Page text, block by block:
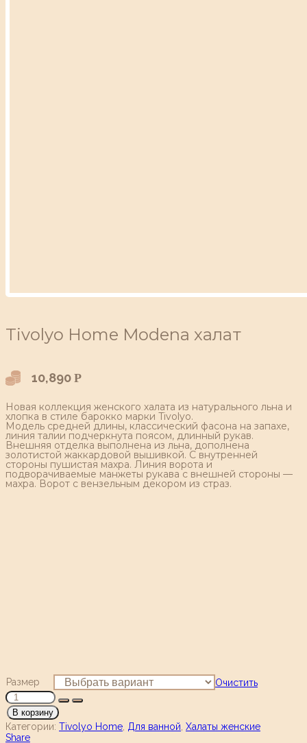
Tivolyo Home Modena халат
10,890 Р
Новая коллекция женского халата из натурального льна и
хлопка в стиле барокко марки Tivolyo.
Модель средней длины, классический фасона на запахе,
линия талии подчеркнута поясом, длинный рукав.
Внешняя отделка выполнена из льна, дополнена
золотистой жаккардовой вышивкой. С внутренней
стороны пушистая махра. Линия ворота и
подворачиваемые манжеты рукава с внешней стороны —
махра. Ворот с вензельным декором из страз.
Размер Очистить
В корзину
Категории: Tivolyo Home Для ванной Халаты женские
Share